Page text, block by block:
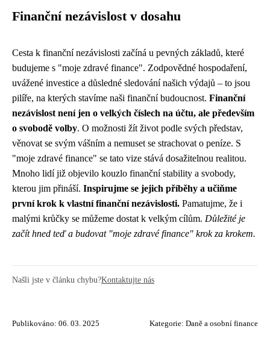
Finanční nezávislost v dosahu
Cesta k finanční nezávislosti začíná u pevných základů, které
budujeme s "moje zdravé finance". Zodpovědné hospodaření,
uvážené investice a důsledné sledování našich výdajů – to jsou
pilíře, na kterých stavíme naši finanční budoucnost. Finanční
nezávislost není jen o velkých číslech na účtu, ale především
o svobodě volby. O možnosti žít život podle svých představ,
věnovat se svým vášním a nemuset se strachovat o peníze. S
"moje zdravé finance" se tato vize stává dosažitelnou realitou.
Mnoho lidí již objevilo kouzlo finanční stability a svobody,
kterou jim přináší. Inspirujme se jejich příběhy a učiňme
první krok k vlastní finanční nezávislosti. Pamatujme, že i
malými krůčky se můžeme dostat k velkým cílům. Důležité je
začít hned teď a budovat "moje zdravé finance" krok za krokem.
Našli jste v článku chybu?Kontaktujte nás
Publikováno: 06. 03. 2025 Kategorie: Daně a osobní finance